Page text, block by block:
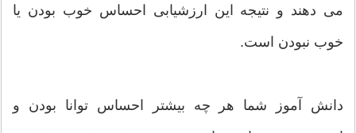
می دهند و نتیجه این ارزشیابی احساس خوب بودن یا
خوب نبودن است.
دانش آموز شما هر چه بیشتر احساس توانا بودن و